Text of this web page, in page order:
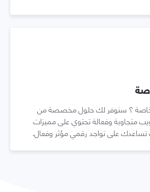
؟ سنوفر لك حلول مخصصة من
متجاوبة وفعالة تحتوي على مميزات
على تواجد رقمي مؤثر وفعال.